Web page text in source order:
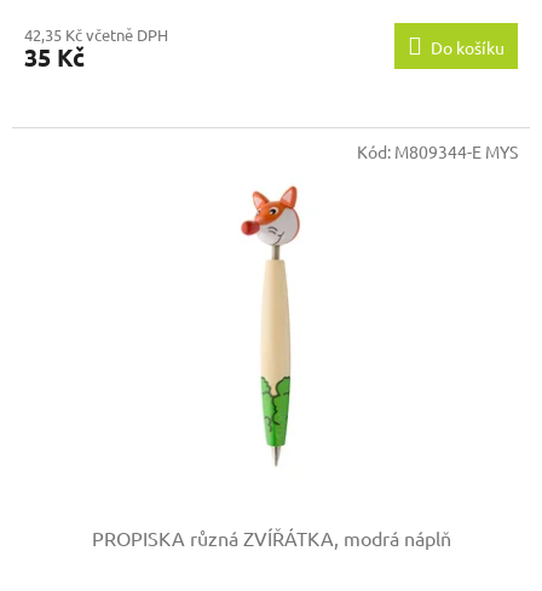
42,35 Kč včetně DPH
35 Kč Do košíku
PROPISKA různá ZVÍŘÁTKA, modrá náplň
Kód: M809344-E MYS